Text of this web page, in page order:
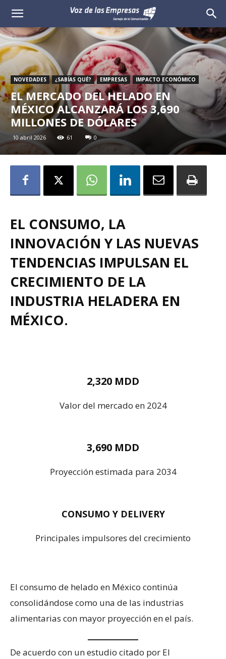
Voz
de
las
Empresas
NOVEDADES ¿SABÍAS QUÉ? EMPRESAS IMPACTO ECONÓMICO
EL MERCADO DEL HELADO EN
MÉXICO ALCANZARÁ LOS 3,690
MILLONES DE DÓLARES
10 abril 2026 61 0
EL CONSUMO, LA
INNOVACIÓN Y LAS NUEVAS
TENDENCIAS IMPULSAN EL
CRECIMIENTO DE LA
INDUSTRIA HELADERA EN
MÉXICO.
2,320 MDD
Valor del mercado en 2024
3,690 MDD
Proyección estimada para 2034
CONSUMO Y DELIVERY
Principales impulsores del crecimiento
El consumo de helado en México continúa
consolidándose como una de las industrias
alimentarias con mayor proyección en el país.
De acuerdo con un estudio citado por El